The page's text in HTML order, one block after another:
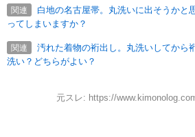
関連
白地の名古屋帯。丸洗いに出そうかと
ってしまいますか？
関連
汚れた着物の裄出し。丸洗いしてから
洗い？どちらがよい？
元スレ: https://